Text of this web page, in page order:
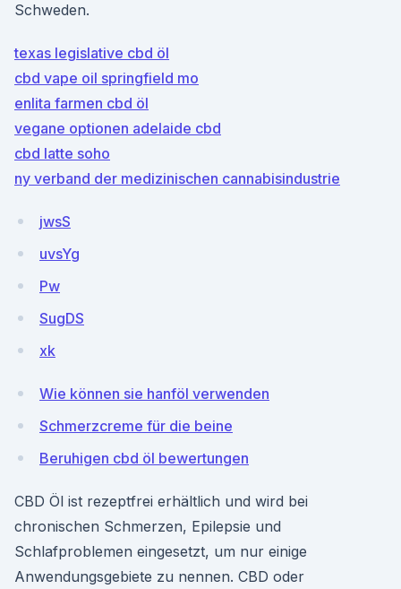
Schweden.
texas legislative cbd öl
cbd vape oil springfield mo
enlita farmen cbd öl
vegane optionen adelaide cbd
cbd latte soho
ny verband der medizinischen cannabisindustrie
jwsS
uvsYg
Pw
SugDS
xk
Wie können sie hanföl verwenden
Schmerzcreme für die beine
Beruhigen cbd öl bewertungen
CBD Öl ist rezeptfrei erhältlich und wird bei
chronischen Schmerzen, Epilepsie und
Schlafproblemen eingesetzt, um nur einige
Anwendungsgebiete zu nennen. CBD oder